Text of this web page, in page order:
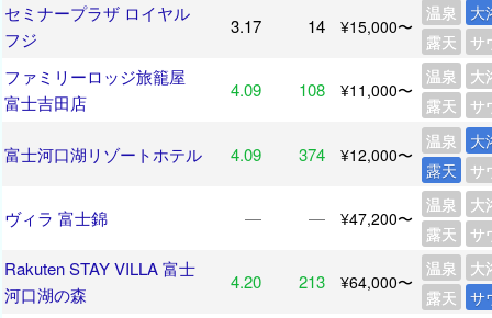
セミナープラザ ロイヤル
フジ
3.17 14 ¥15,000〜
温泉
大
露天
サ
ファミリーロッジ旅籠屋
富士吉田店
4.09 108 ¥11,000〜
温泉
大
露天
サ
富士河口湖リゾートホテル 4.09 374 ¥12,000〜
温泉
大
露天
サ
ヴィラ 富士錦 ― ― ¥47,200〜
温泉
大
露天
サ
Rakuten STAY VILLA 富士
河口湖の森
4.20 213 ¥64,000〜
温泉
大
露天
サ